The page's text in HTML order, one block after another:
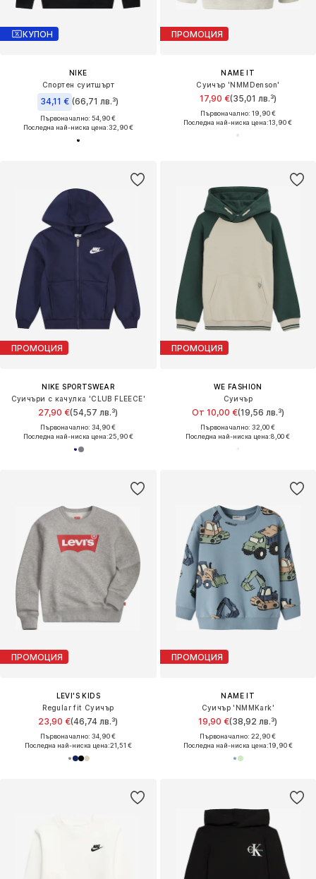
КУПОН
NIKE
Спортен суитшърт
34,11 € (66,71 лв.³)
Първоначално: 54,90 €
Последна най-ниска цена:32,90 €
ПРОМОЦИЯ
NAME IT
Суичър 'NMMDenson'
17,90 €(35,01 лв.³)
Първоначално: 19,90 €
Последна най-ниска цена:13,90 €
ПРОМОЦИЯ
NIKE SPORTSWEAR
Суичъри с качулка 'CLUB FLEECE'
27,90 €(54,57 лв.³)
Първоначално: 34,90 €
Последна най-ниска цена:25,90 €
ПРОМОЦИЯ
WE FASHION
Суичър
От 10,00 €(19,56 лв.³)
Първоначално: 32,00 €
Последна най-ниска цена:8,00 €
ПРОМОЦИЯ
LEVI'S KIDS
Regular fit Суичър
23,90 €(46,74 лв.³)
Първоначално: 34,90 €
Последна най-ниска цена:21,51 €
ПРОМОЦИЯ
NAME IT
Суичър 'NMMKark'
19,90 €(38,92 лв.³)
Първоначално: 22,90 €
Последна най-ниска цена:19,90 €